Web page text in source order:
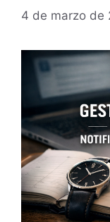
4 de marzo de